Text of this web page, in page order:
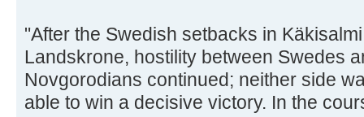
"After the Swedish setbacks in
Landskrone, hostility between Swedes
Novgorodians continued; neither side
able to win a decisive victory. In the